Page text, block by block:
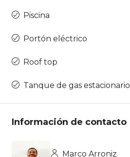
Piscina
Portón eléctrico
Roof top
Tanque de gas estacionario
Información de contacto
Marco Arroniz